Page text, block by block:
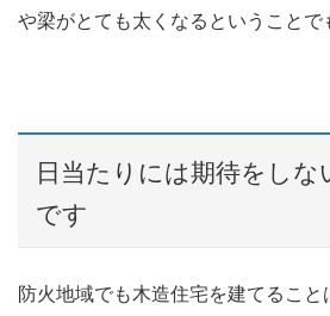
や梁がとても太くなるということで
日当たりには期待をしな
です
防火地域でも木造住宅を建てること